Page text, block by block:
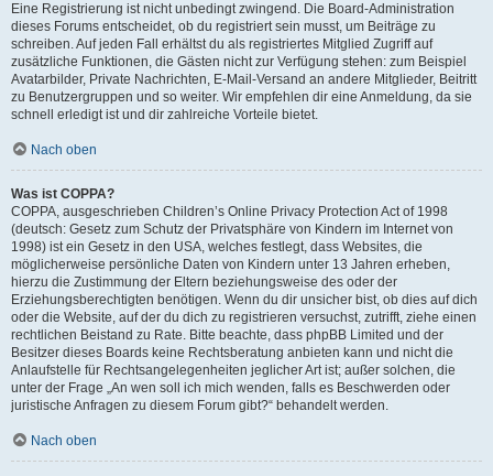
Eine Registrierung ist nicht unbedingt zwingend. Die Board-Administration
dieses Forums entscheidet, ob du registriert sein musst, um Beiträge zu
schreiben. Auf jeden Fall erhältst du als registriertes Mitglied Zugriff auf
zusätzliche Funktionen, die Gästen nicht zur Verfügung stehen: zum Beispiel
Avatarbilder, Private Nachrichten, E-Mail-Versand an andere Mitglieder, Beitritt
zu Benutzergruppen und so weiter. Wir empfehlen dir eine Anmeldung, da sie
schnell erledigt ist und dir zahlreiche Vorteile bietet.
Nach oben
Was ist COPPA?
COPPA, ausgeschrieben Children’s Online Privacy Protection Act of 1998
(deutsch: Gesetz zum Schutz der Privatsphäre von Kindern im Internet von
1998) ist ein Gesetz in den USA, welches festlegt, dass Websites, die
möglicherweise persönliche Daten von Kindern unter 13 Jahren erheben,
hierzu die Zustimmung der Eltern beziehungsweise des oder der
Erziehungsberechtigten benötigen. Wenn du dir unsicher bist, ob dies auf dich
oder die Website, auf der du dich zu registrieren versuchst, zutrifft, ziehe einen
rechtlichen Beistand zu Rate. Bitte beachte, dass phpBB Limited und der
Besitzer dieses Boards keine Rechtsberatung anbieten kann und nicht die
Anlaufstelle für Rechtsangelegenheiten jeglicher Art ist; außer solchen, die
unter der Frage „An wen soll ich mich wenden, falls es Beschwerden oder
juristische Anfragen zu diesem Forum gibt?“ behandelt werden.
Nach oben